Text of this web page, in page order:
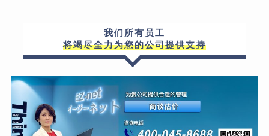
我们所有员工
将竭尽全力为您的公司提供支持